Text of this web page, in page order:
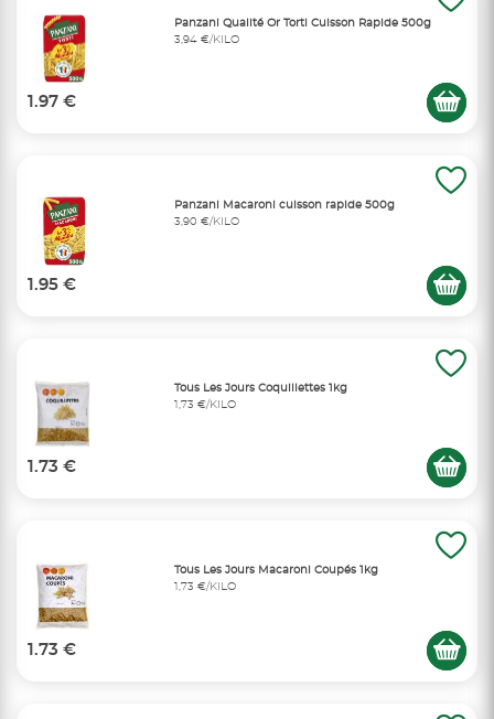
Panzani Qualité Or Torti Cuisson Rapide 500g
3,94 €/KILO
1.97 €
Panzani Macaroni cuisson rapide 500g
3,90 €/KILO
1.95 €
Tous Les Jours Coquillettes 1kg
1,73 €/KILO
1.73 €
Tous Les Jours Macaroni Coupés 1kg
1,73 €/KILO
1.73 €